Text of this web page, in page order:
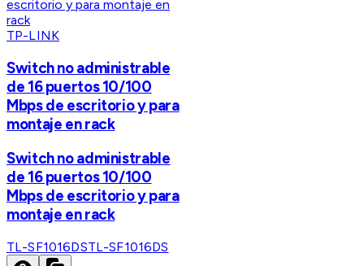
TP-LINK
Switch no administrable
de 16 puertos 10/100
Mbps de escritorio y para
montaje en rack
Switch no administrable
de 16 puertos 10/100
Mbps de escritorio y para
montaje en rack
TL-SF1016DSTL-SF1016DS